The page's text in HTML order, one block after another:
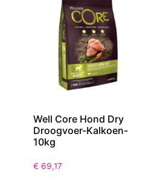
Well Core Hond Dry
Droogvoer-Kalkoen-
10kg
€ 69,17